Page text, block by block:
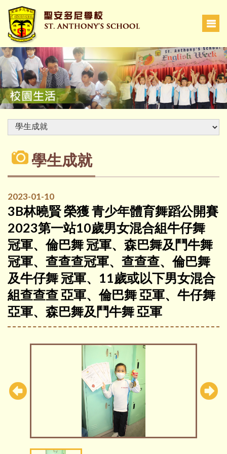
學生成就
2023-01-10
3B林曉賢 榮獲 青少年體育舞蹈公開賽
2023第一站10歲男女混合組牛仔舞
冠軍、倫巴舞 冠軍、森巴舞及鬥牛舞
冠軍、查查查冠軍、查查查、倫巴舞
及牛仔舞 冠軍、11歲或以下男女混合
組查查查 亞軍、倫巴舞 亞軍、牛仔舞
亞軍、森巴舞及鬥牛舞 亞軍